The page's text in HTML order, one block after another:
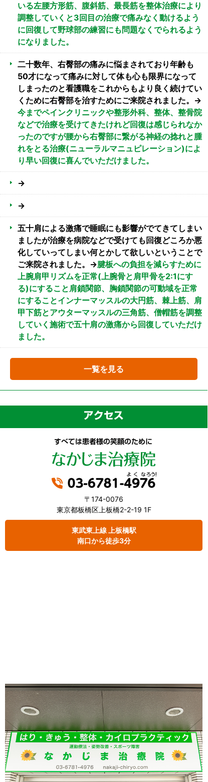
いる左腰方形筋、腹斜筋、最長筋を整体治療により
調整していくと3回目の治療で痛みなく動けるよう
に回復して野球部の練習にも問題なくでられるよう
になりました。
二十数年、右臀部の痛みに悩まされており年齢も
50才になって痛みに対して体も心も限界になって
しまったのと看護職をこれからもより良く続けてい
くために右臀部を治すためにご来院されました。→
今までペインクリニックや整形外科、整体、整骨院
などで治療を受けてきたけれど回復は感じられなか
ったのですが腰から右臀部に繋がる神経の捻れと腫
れをとる治療(ニューラルマニュピレーション)によ
り早い回復に喜んでいただけました。
→
→
五十肩による激痛で睡眠にも影響がでてきてしまい
ましたが治療を病院などで受けても回復どころか悪
化していってしまい何とかして欲しいということで
ご来院されました。→腱板への負担を減らすために
上腕肩甲リズムを正常(上腕骨と肩甲骨を2:1にす
る)にすること肩鎖関節、胸鎖関節の可動域を正常
にすることインナーマッスルの大円筋、棘上筋、肩
甲下筋とアウターマッスルの三角筋、僧帽筋を調整
していく施術で五十肩の激痛から回復していただけ
ました。
一覧を見る
〒174-0076
東京都板橋区上板橋2-2-19 1F
東武東上線 上板橋駅
南口から徒歩3分